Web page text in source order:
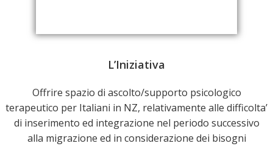
L’Iniziativa
Offrire spazio di ascolto/supporto psicologico
terapeutico per Italiani in NZ, relativamente alle difficolta’
di inserimento ed integrazione nel periodo successivo
alla migrazione ed in considerazione dei bisogni